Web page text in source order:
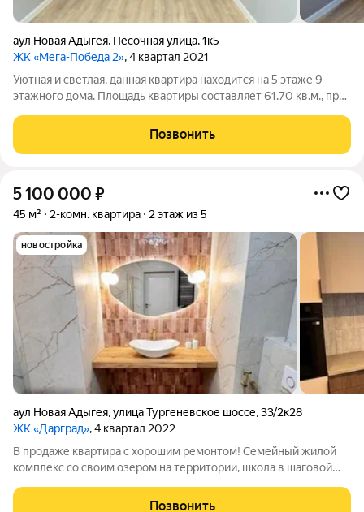
аул Новая Адыгея, Песочная улица,1к5
ЖК «Мега-Победа 2», 4 квартал 2021
Уютная и светлая, данная квартира находится на 5 этаже 9-
этажного дома. Площадь квартиры составляет 61.70 кв.м., при
подходит для тех, кто ценит комфорт и удобство. В квартире
сделан свежий
Позвонить
5 100 000 ₽
45 м² 2-комн. квартира 2 этаж из 5
новостройка
аул Новая Адыгея,улица Тургеневское шоссе,33/2к28
ЖК «Дарград», 4 квартал 2022
В продаже квартира с хорошим ремонтом! Семейный жилой
комплекс со своим озером на территории, школа в шаговой
комплексом, магазины, ПВЗ. Один совершеннолетний
Позвонить